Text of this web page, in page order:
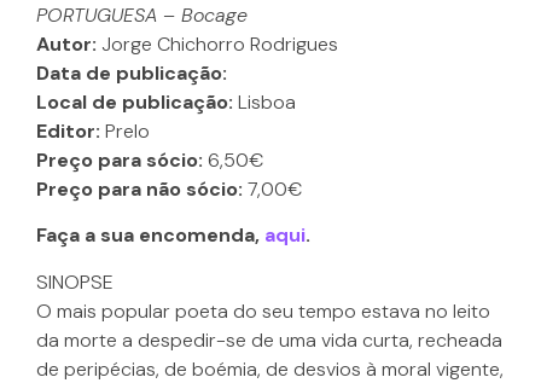
PORTUGUESA – Bocage
Autor: Jorge Chichorro Rodrigues
Data de publicação:
Local de publicação: Lisboa
Editor: Prelo
Preço para sócio: 6,50€
Preço para não sócio: 7,00€
Faça a sua encomenda, aqui.
SINOPSE
O mais popular poeta do seu tempo estava no leito
da morte a despedir-se de uma vida curta, recheada
de peripécias, de boémia, de desvios à moral vigente,